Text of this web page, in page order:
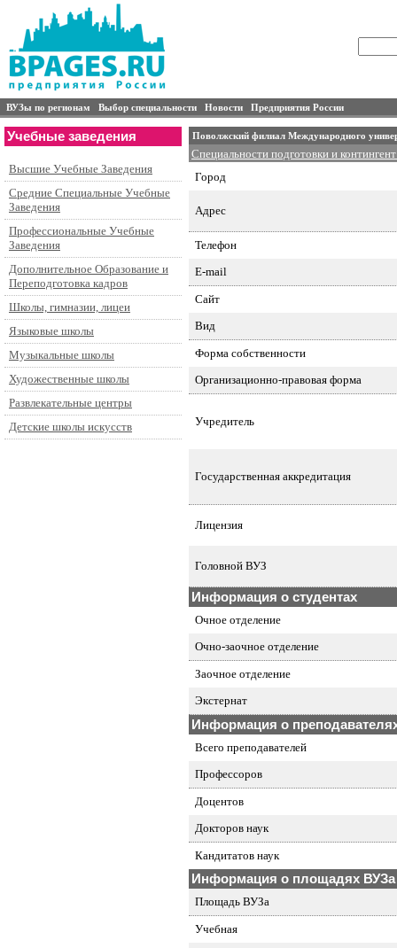
ВУЗы по регионам Выбор специальности Новости Предприятия России
Учебные заведения
Высшие Учебные Заведения
Средние Специальные Учебные
Заведения
Профессиональные Учебные
Заведения
Дополнительное Образование и
Переподготовка кадров
Школы, гимназии, лицеи
Языковые школы
Музыкальные школы
Художественные школы
Развлекательные центры
Детские школы искусств
Поволжский филиал Международного
Специальности подготовки и
Город
Адрес
Телефон
E-mail
Сайт
Вид
Форма собственности
Организационно-правовая форма
Учредитель
Государственная аккредитация
Лицензия
Головной ВУЗ
Информация о студентах
Очное отделение
Очно-заочное отделение
Заочное отделение
Экстернат
Информация о
Всего преподавателей
Профессоров
Доцентов
Докторов наук
Кандитатов наук
Информация о площадях ВУЗа
Площадь ВУЗа
Учебная